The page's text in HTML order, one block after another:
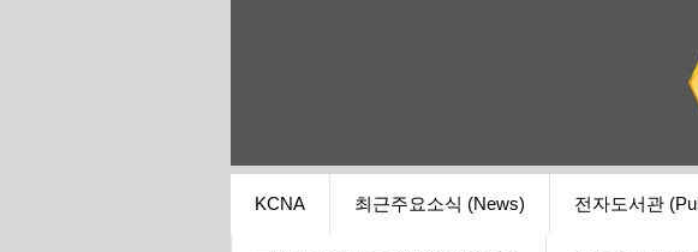
KCNA 최근주요소식 (News) 전자도서관